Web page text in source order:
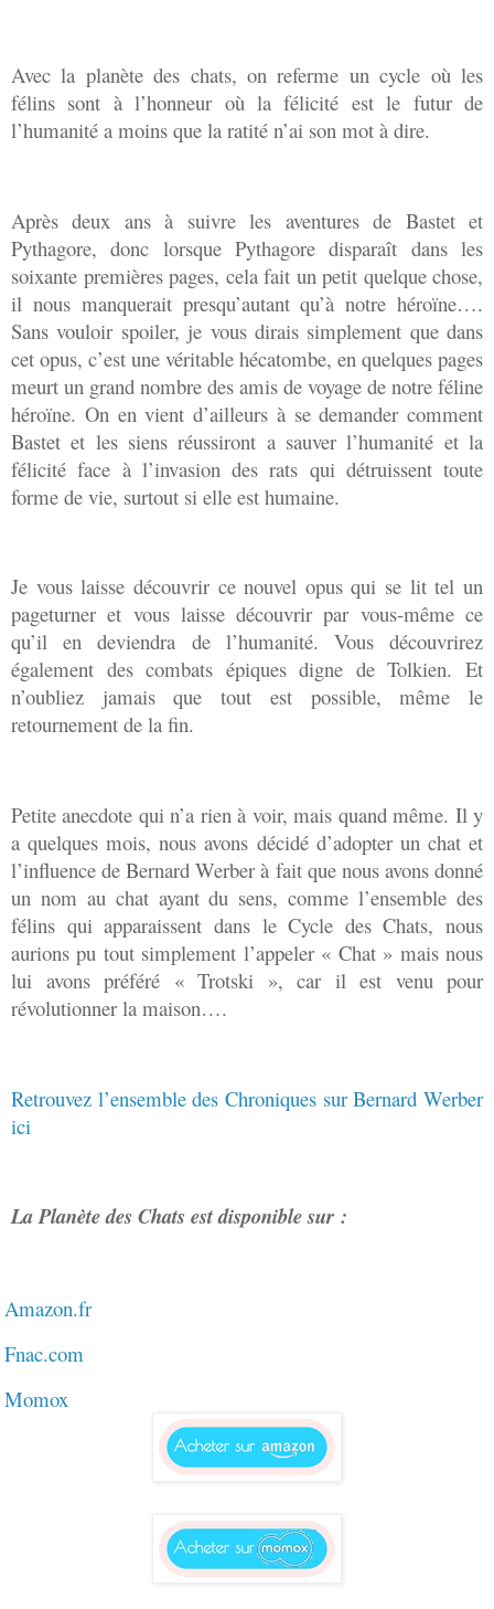
Avec la planète des chats, on referme un cycle où les
félins sont à l’honneur où la félicité est le futur de
l’humanité a moins que la ratité n’ai son mot à dire.
Après deux ans à suivre les aventures de Bastet et
Pythagore, donc lorsque Pythagore disparaît dans les
soixante premières pages, cela fait un petit quelque chose,
il nous manquerait presqu’autant qu’à notre héroïne….
Sans vouloir spoiler, je vous dirais simplement que dans
cet opus, c’est une véritable hécatombe, en quelques pages
meurt un grand nombre des amis de voyage de notre féline
héroïne. On en vient d’ailleurs à se demander comment
Bastet et les siens réussiront a sauver l’humanité et la
félicité face à l’invasion des rats qui détruissent toute
forme de vie, surtout si elle est humaine.
Je vous laisse découvrir ce nouvel opus qui se lit tel un
pageturner et vous laisse découvrir par vous-même ce
qu’il en deviendra de l’humanité. Vous découvrirez
également des combats épiques digne de Tolkien. Et
n’oubliez jamais que tout est possible, même le
retournement de la fin.
Petite anecdote qui n’a rien à voir, mais quand même. Il y
a quelques mois, nous avons décidé d’adopter un chat et
l’influence de Bernard Werber à fait que nous avons donné
un nom au chat ayant du sens, comme l’ensemble des
félins qui apparaissent dans le Cycle des Chats, nous
aurions pu tout simplement l’appeler « Chat » mais nous
lui avons préféré « Trotski », car il est venu pour
révolutionner la maison….
Retrouvez l’ensemble des Chroniques sur Bernard Werber
ici
La Planète des Chats est disponible sur :
Amazon.fr
Fnac.com
Momox